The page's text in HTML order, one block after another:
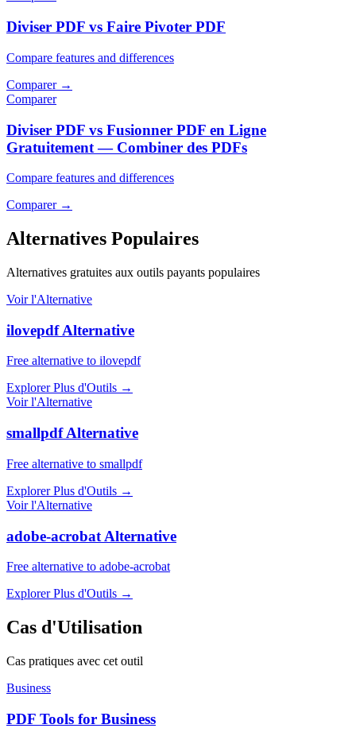
Diviser PDF vs Faire Pivoter PDF
Compare features and differences
Comparer→
Comparer
Diviser PDF vs Fusionner PDF en Ligne
Gratuitement — Combiner des PDFs
Compare features and differences
Comparer→
Alternatives Populaires
Alternatives gratuites aux outils payants populaires
Voir l'Alternative
ilovepdf Alternative
Free alternative to ilovepdf
Explorer Plus d'Outils →
Voir l'Alternative
smallpdf Alternative
Free alternative to smallpdf
Explorer Plus d'Outils →
Voir l'Alternative
adobe-acrobat Alternative
Free alternative to adobe-acrobat
Explorer Plus d'Outils →
Cas d'Utilisation
Cas pratiques avec cet outil
Business
PDF Tools for Business